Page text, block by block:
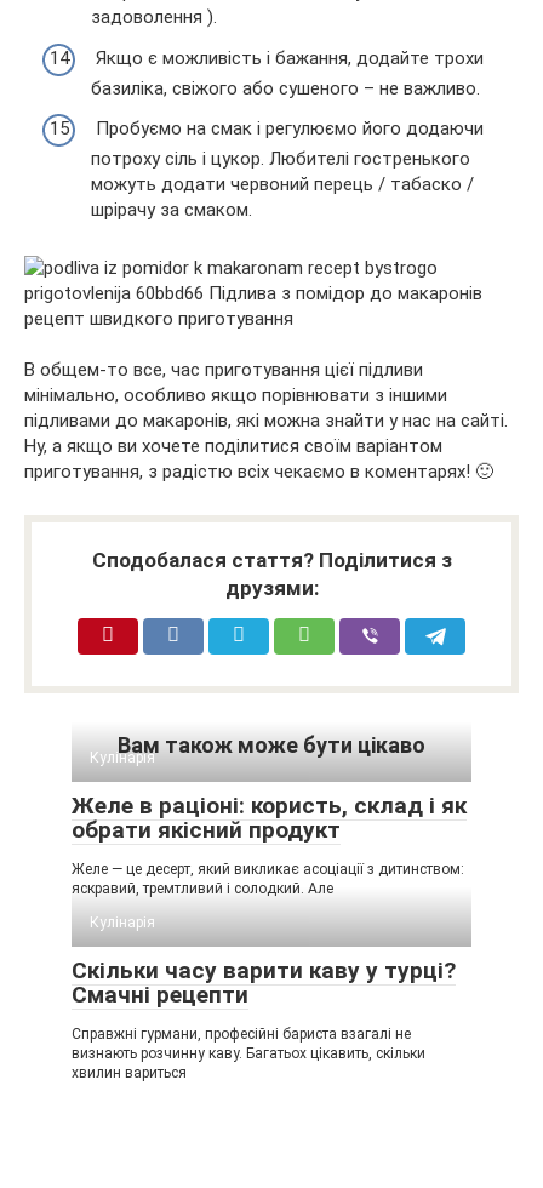
задоволення ).
Якщо є можливість і бажання, додайте трохи
базиліка, свіжого або сушеного – не важливо.
Пробуємо на смак і регулюємо його додаючи
потроху сіль і цукор. Любителі гостренького
можуть додати червоний перець / табаско /
шрірачу за смаком.
В общем-то все, час приготування цієї підливи
мінімально, особливо якщо порівнювати з іншими
підливами до макаронів, які можна знайти у нас на сайті.
Ну, а якщо ви хочете поділитися своїм варіантом
приготування, з радістю всіх чекаємо в коментарях! 🙂
Сподобалася стаття? Поділитися з
друзями:
Вам також може бути цікаво
Кулінарія
Желе в раціоні: користь, склад і як
обрати якісний продукт
Желе — це десерт, який викликає асоціації з дитинством:
яскравий, тремтливий і солодкий. Але
Кулінарія
Скільки часу варити каву у турці?
Смачні рецепти
Справжні гурмани, професійні бариста взагалі не
визнають розчинну каву. Багатьох цікавить, скільки
хвилин вариться